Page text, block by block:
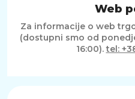
Web
Za informacije o web
(dostupni smo od
16:00).tel: